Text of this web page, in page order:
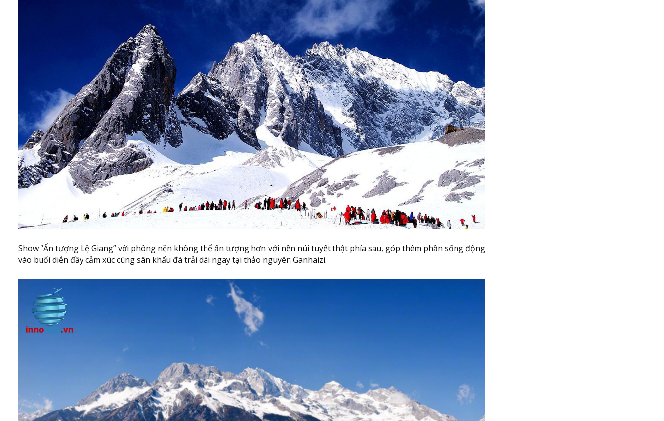
Show “Ấn tượng Lệ Giang” với phông nền không thể ấn tượng hơn với nền núi tuyết thật phía sau, góp thêm phần sống động
vào buổi diễn đầy cảm xúc cùng sân khấu đá trải dài ngay tại thảo nguyên Ganhaizi.